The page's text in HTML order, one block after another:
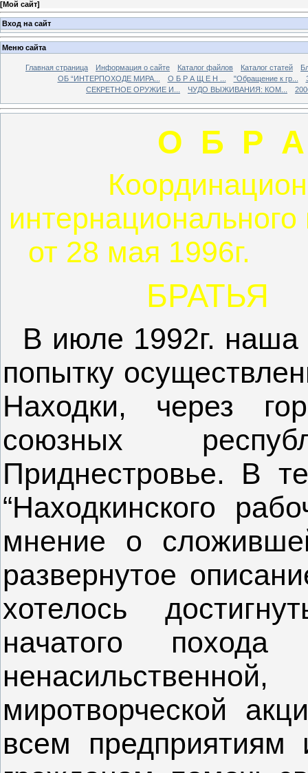
[Мой сайт]
Вход на сайт
Меню сайта
Главная страница Информация о сайте Каталог файлов Каталог статей
ОБ “ИНТЕРПОХОДЕ МИРА...
О Б Р А Щ Е Н ... "Обращение к гр...
СЕКРЕТНОЕ ОРУЖИЕ И...
ЧУДО ВЫЖИВАНИЯ: КОМ...
О Б Р
от 28 мая
В июле 1992г. наша
попытку
Находки, через
союзных
Приднестровье. В
“Находкинского
мнение о
развернутое
хотелось
начатого похода
миротворческой
всем предприятиям